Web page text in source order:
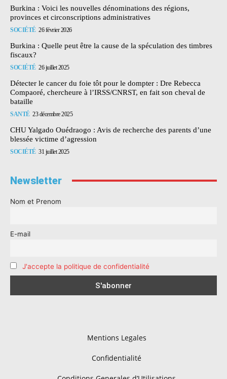
Burkina : Voici les nouvelles dénominations des régions,
provinces et circonscriptions administratives
SOCIÉTÉ 26 février 2026
Burkina : Quelle peut être la cause de la spéculation des timbres
fiscaux?
SOCIÉTÉ 26 juillet 2025
Détecter le cancer du foie tôt pour le dompter : Dre Rebecca
Compaoré, chercheure à l’IRSS/CNRST, en fait son cheval de
bataille
SANTÉ 23 décembre 2025
CHU Yalgado Ouédraogo : Avis de recherche des parents d’une
blessée victime d’agression
SOCIÉTÉ 31 juillet 2025
Newsletter
Nom et Prenom
E-mail
J'accepte la politique de confidentialité
Mentions Legales
Confidentialité